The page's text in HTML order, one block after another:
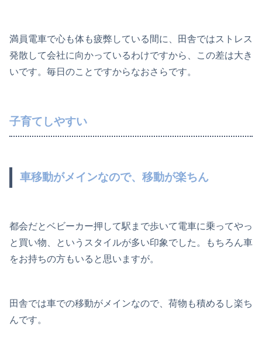
満員電車で心も体も疲弊している間に、田舎ではストレス
発散して会社に向かっているわけですから、この差は大き
いです。毎日のことですからなおさらです。
子育てしやすい
車移動がメインなので、移動が楽ちん
都会だとベビーカー押して駅まで歩いて電車に乗ってやっ
と買い物、というスタイルが多い印象でした。もちろん車
をお持ちの方もいると思いますが。
田舎では車での移動がメインなので、荷物も積めるし楽ち
んです。